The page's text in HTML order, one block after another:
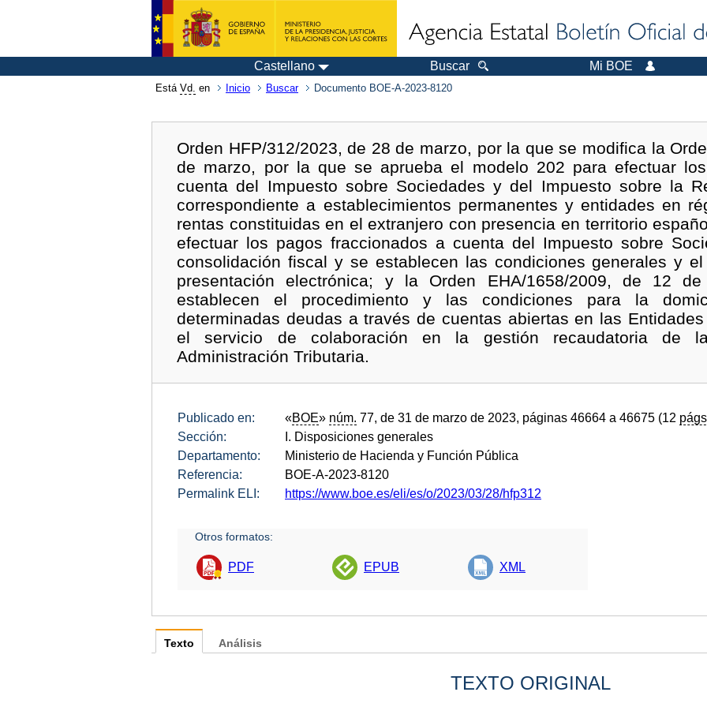
Castellano Buscar Mi BOE
Está Vd. en Inicio Buscar Documento BOE-A-2023-8120
Orden HFP/312/2023, de 28 de marzo, por la que se modifica la
de marzo, por la que se aprueba el modelo 202 para efectuar
cuenta del Impuesto sobre Sociedades y del Impuesto sobre la
correspondiente a establecimientos permanentes y entidades en
rentas constituidas en el extranjero con presencia en territorio
efectuar los pagos fraccionados a cuenta del Impuesto sobre
consolidación fiscal y se establecen las condiciones generales y
presentación electrónica; y la Orden EHA/1658/2009, de 12
establecen el procedimiento y las condiciones para la
determinadas deudas a través de cuentas abiertas en las
el servicio de colaboración en la gestión recaudatoria de
Administración Tributaria.
Publicado en: «BOE» núm. 77, de 31 de marzo de 2023, páginas 46664 a 46675 (12
Sección:
I. Disposiciones generales
Departamento:
Ministerio de Hacienda y Función Pública
Referencia:
BOE-A-2023-8120
Permalink ELI:
https://www.boe.es/eli/es/o/2023/03/28/hfp312
Otros formatos:
PDF EPUB XML
Texto
TEXTO ORIGINAL
Análisis